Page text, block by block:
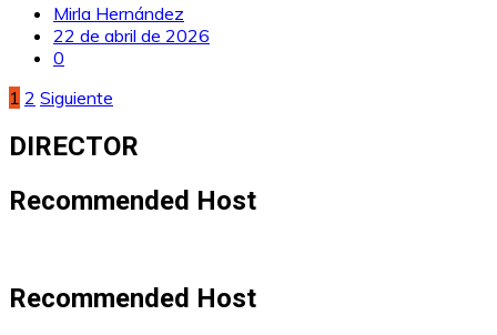
Mirla Hernández
22 de abril de 2026
0
Paginación
de
entradas
1 2 Siguiente
DIRECTOR
Recommended Host
Recommended Host